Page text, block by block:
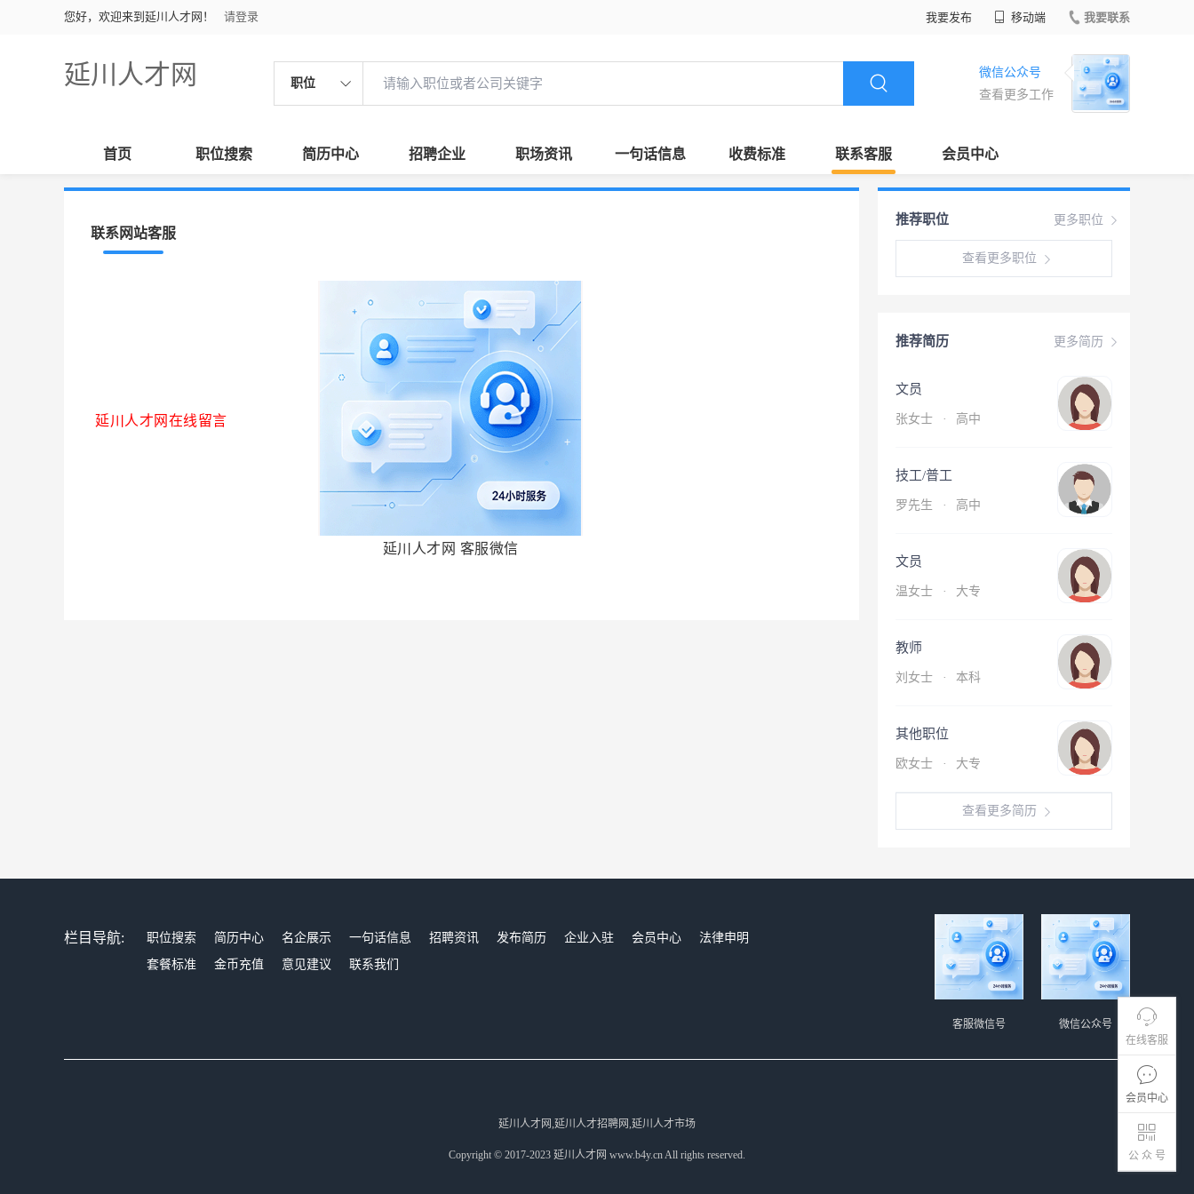
您好，欢迎来到延川人才网！ 请登录 我要发布 移动端 我要联系
延川人才网 职位
微信公众号
查看更多工作
首页 职位搜索 简历中心 招聘企业 职场资讯 一句话信息 收费标准 联系客服 会员中心
在线客服
会员中心
公 众 号
联系网站客服
延川人才网在线留言
延川人才网 客服微信
更多职位
推荐职位
查看更多职位
更多简历
推荐简历
文员
张女士 · 高中
技工/普工
罗先生 · 高中
文员
温女士 · 大专
教师
刘女士 · 本科
其他职位
欧女士 · 大专
查看更多简历
栏目导航: 职位搜索 简历中心 名企展示 一句话信息 招聘资讯 发布简历 企业入驻 会员中心
法律申明
套餐标准
金币充值 意见建议 联系我们
微信公众号
客服微信号
延川人才网,延川人才招聘网,延川人才市场
Copyright © 2017-2023 延川人才网 www.b4y.cn All rights reserved.